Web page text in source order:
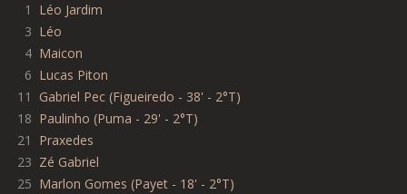
1
Léo Jardim
3 Léo
4 Maicon
6 Lucas Piton
11
Gabriel Pec (Figueiredo - 38' - 2°T)
18 Paulinho (Puma - 29' - 2°T)
21
Praxedes
23 Zé Gabriel
25 Marlon Gomes (Payet - 18' - 2°T)